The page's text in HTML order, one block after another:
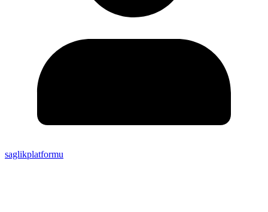
saglikplatformu